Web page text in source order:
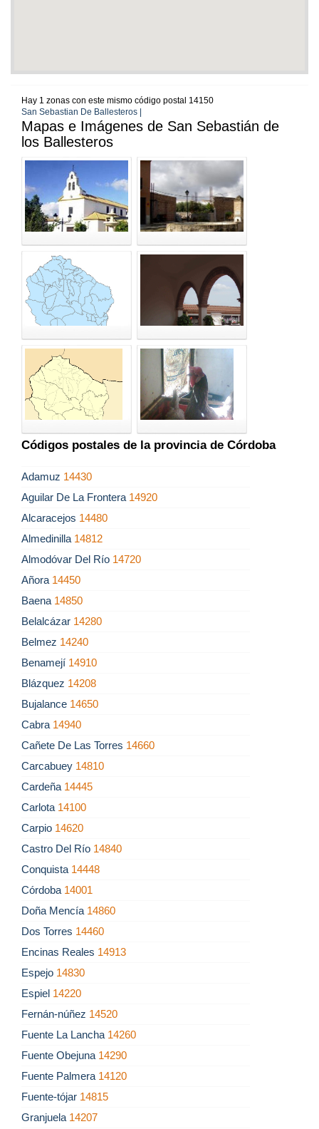
Hay 1 zonas con este mismo código postal 14150
San Sebastian De Ballesteros |
Mapas e Imágenes de San Sebastián de
los Ballesteros
Códigos postales de la provincia de Córdoba
Adamuz 14430
Aguilar De La Frontera 14920
Alcaracejos 14480
Almedinilla 14812
Almodóvar Del Río 14720
Añora 14450
Baena 14850
Belalcázar 14280
Belmez 14240
Benamejí 14910
Blázquez 14208
Bujalance 14650
Cabra 14940
Cañete De Las Torres 14660
Carcabuey 14810
Cardeña 14445
Carlota 14100
Carpio 14620
Castro Del Río 14840
Conquista 14448
Córdoba 14001
Doña Mencía 14860
Dos Torres 14460
Encinas Reales 14913
Espejo 14830
Espiel 14220
Fernán-núñez 14520
Fuente La Lancha 14260
Fuente Obejuna 14290
Fuente Palmera 14120
Fuente-tójar 14815
Granjuela 14207